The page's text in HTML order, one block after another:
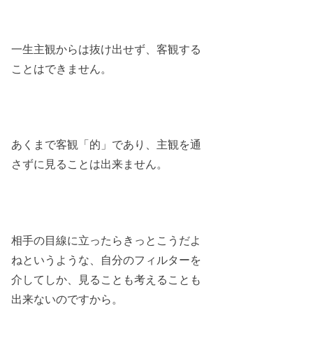
一生主観からは抜け出せず、客観する
ことはできません。
あくまで客観「的」であり、主観を通
さずに見ることは出来ません。
相手の目線に立ったらきっとこうだよ
ねというような、自分のフィルターを
介してしか、見ることも考えることも
出来ないのですから。